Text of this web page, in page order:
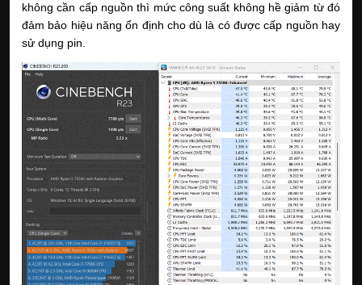
không cần cấp nguồn thì mức công suất không hề giảm từ đó
đảm bảo hiệu năng ổn định cho dù là có được cấp nguồn hay
sử dụng pin.